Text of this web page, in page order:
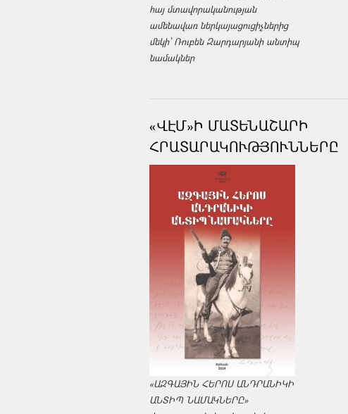
հայ մտավորականության
ամենավառ ներկայացուցիչներից
մեկի՝ Ռուբեն Զարդարյանի անտիպ
նամակներ
«ՎԷՄ»Ի ՄԱՏԵՆԱՇԱՐԻ
ՀՐԱՏԱՐԱԿՈՒԹՅՈՒՆՆԵՐԸ
«ԱԶԳԱՅԻՆ ՀԵՐՈՍ ԱՆԴՐԱՆԻԿԻ
ԱՆՏԻՊ ՆԱՄԱԿՆԵՐԸ»